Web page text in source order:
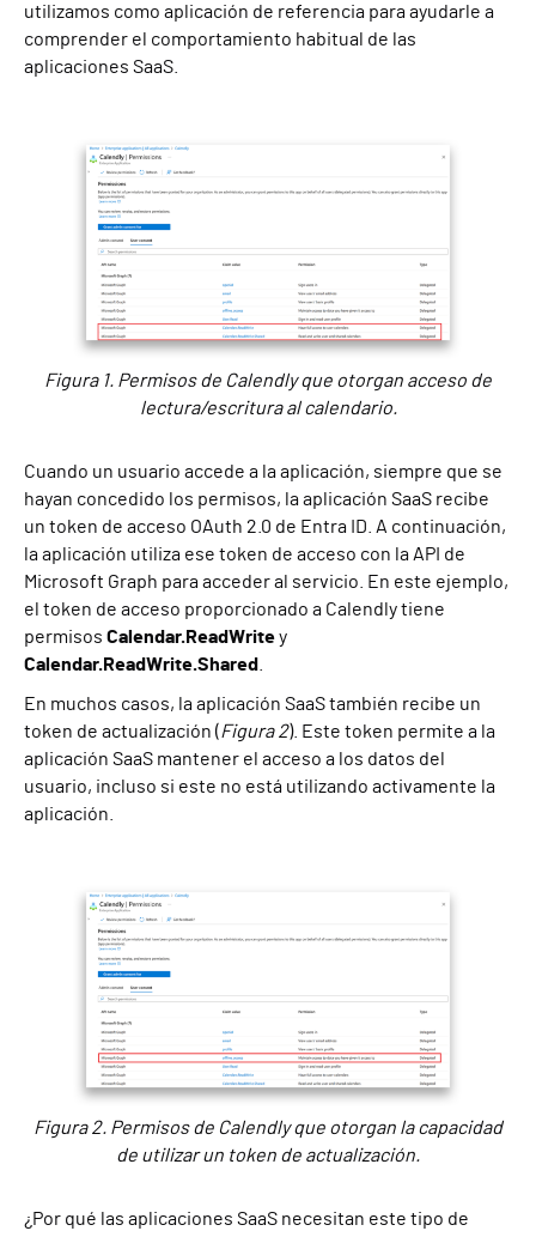
utilizamos como aplicación de referencia para ayudarle a
comprender el comportamiento habitual de las
aplicaciones SaaS.
Figura 1. Permisos de Calendly que otorgan acceso de
lectura/escritura al calendario.
Cuando un usuario accede a la aplicación, siempre que se
hayan concedido los permisos, la aplicación SaaS recibe
un token de acceso OAuth 2.0 de Entra ID. A continuación,
la aplicación utiliza ese token de acceso con la API de
Microsoft Graph para acceder al servicio. En este ejemplo,
el token de acceso proporcionado a Calendly tiene
permisos Calendar.ReadWritey
Calendar.ReadWrite.Shared
En muchos casos, la aplicación SaaS también recibe un
token de actualización (Figura 2). Este token permite a la
aplicación SaaS mantener el acceso a los datos del
usuario, incluso si este no está utilizando activamente la
aplicación.
Figura 2. Permisos de Calendly que otorgan la capacidad
de utilizar un token de actualización.
¿Por qué las aplicaciones SaaS necesitan este tipo de